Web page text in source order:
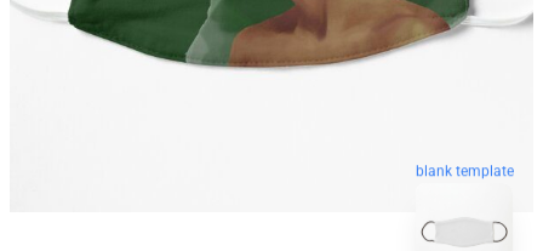
blank template